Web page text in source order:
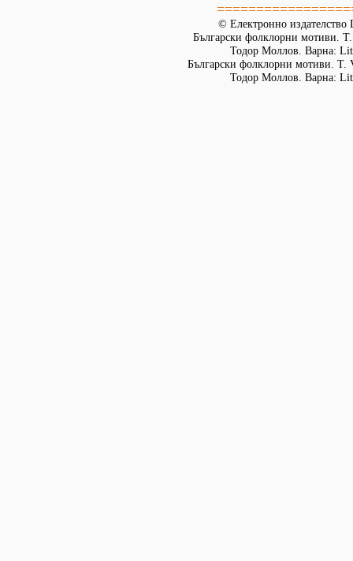
© Електронно издателство
Български фолклорни мотиви.
Тодор Моллов. Варна:
Български фолклорни мотиви. Т.
Тодор Моллов. Варна: